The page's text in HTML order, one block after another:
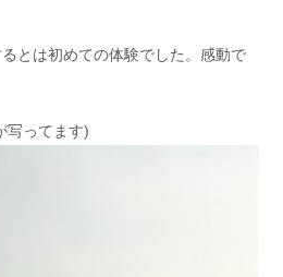
リンク集
とは初めての体験でした。感動で
写ってます)